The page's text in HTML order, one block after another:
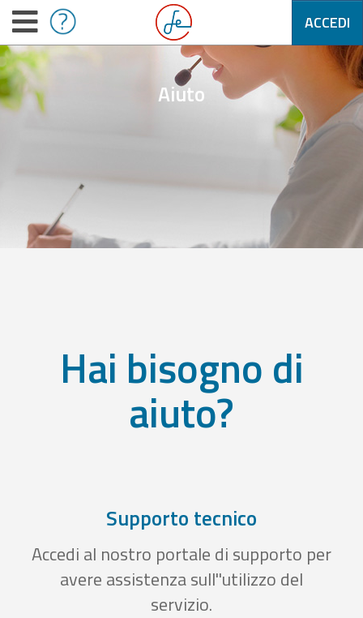
ACCEDI
Aiuto
Hai bisogno di
aiuto?
Supporto tecnico
Accedi al nostro portale di supporto per
avere assistenza sull''utilizzo del
servizio.